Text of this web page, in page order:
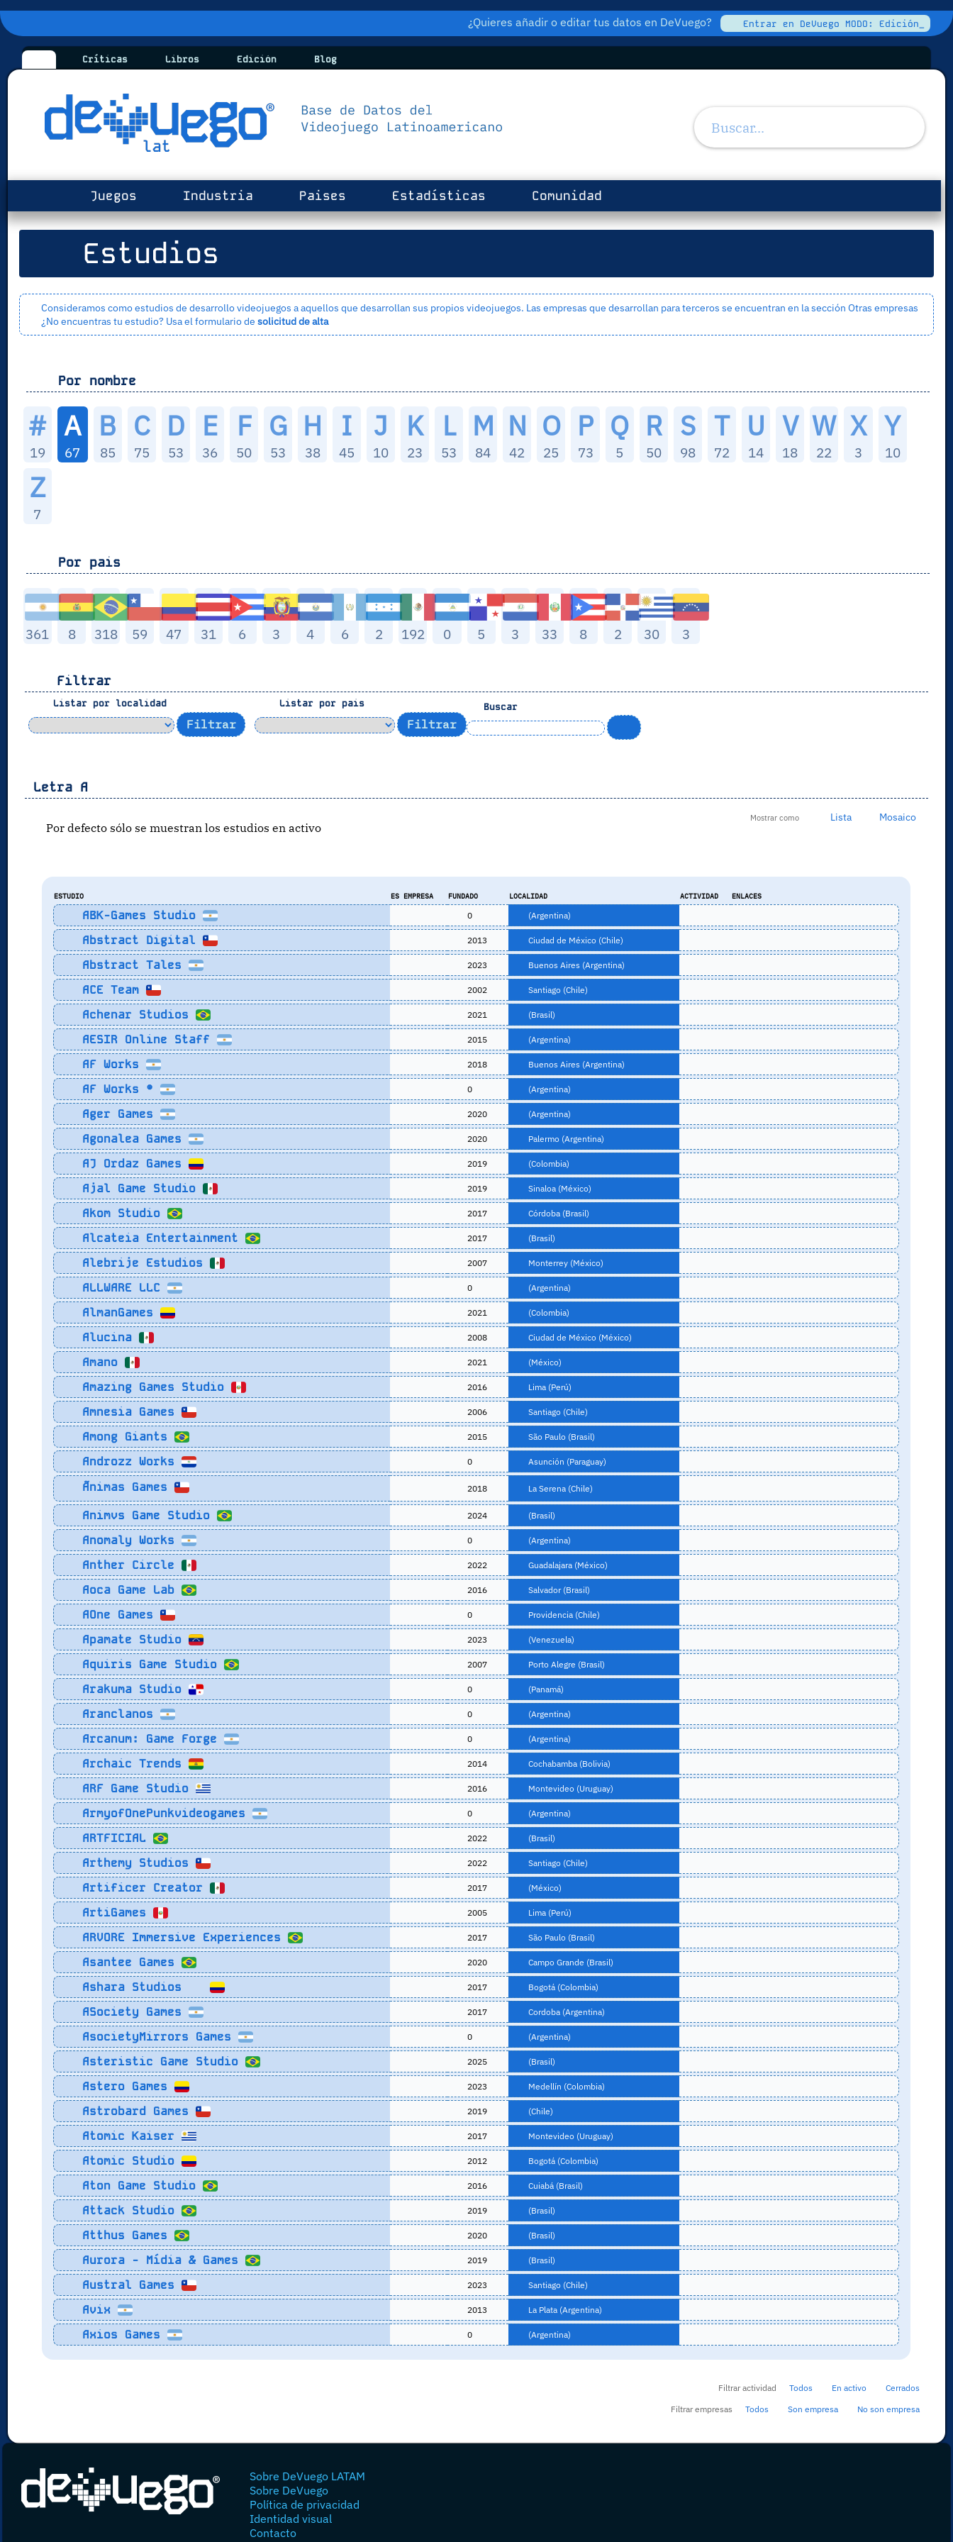
¿Quieres añadir o editar tus datos en DeVuego? Entrar en DeVuego MODO: Edición_
Críticas Libros Edición Blog
Juegos Industria Paises Estadísticas Comunidad
Estudios
Consideramos como estudios de desarrollo videojuegos a aquellos que desarrollan sus propios videojuegos. Las empresas que desarrollan para terceros se encuentran en la secciónOtras empresas
¿No encuentras tu estudio? Usa el formulario desolicitud de alta
Por nombre
#
19
A
67
B
85
C
75
D
53
E
36
F
50
G
53
H
38
I
45
J
10
K
23
L
53
M
84
N
42
O
25
P
73
Q
5
R
50
S
98
T
72
U
14
V
18
W
22
X
3
Y
10
Z
7
Por pais
361 8 318 59 47 31 6 3 4 6 2 192 0 5 3 33 8 2 30 3
Filtrar
Listar por localidad Listar por pais Buscar
Letra A
Por defecto sólo se muestran los estudios en activo
Mostrar como Lista Mosaico
ESTUDIO ES EMPRESA FUNDADO LOCALIDAD ACTIVIDAD ENLACES
ABK-Games Studio 0 (Argentina)
Abstract Digital 2013 Ciudad de México (Chile)
Abstract Tales 2023 Buenos Aires (Argentina)
ACE Team 2002 Santiago (Chile)
Achenar Studios 2021 (Brasil)
AESIR Online Staff 2015 (Argentina)
AF Works 2018 Buenos Aires (Argentina)
AF Works ® 0 (Argentina)
Ager Games 2020 (Argentina)
Agonalea Games 2020 Palermo (Argentina)
AJ Ordaz Games 2019 (Colombia)
Ajal Game Studio 2019 Sinaloa (México)
Akom Studio 2017 Córdoba (Brasil)
Alcateia Entertainment 2017 (Brasil)
Alebrije Estudios 2007 Monterrey (México)
ALLWARE LLC 0 (Argentina)
AlmanGames 2021 (Colombia)
Alucina 2008 Ciudad de México (México)
Amano 2021 (México)
Amazing Games Studio 2016 Lima (Perú)
Amnesia Games 2006 Santiago (Chile)
Among Giants 2015 São Paulo (Brasil)
Androzz Works 0 Asunción (Paraguay)
Ãnimas Games 2018 La Serena (Chile)
Animvs Game Studio 2024 (Brasil)
Anomaly Works 0 (Argentina)
Anther Circle 2022 Guadalajara (México)
Aoca Game Lab 2016 Salvador (Brasil)
AOne Games 0 Providencia (Chile)
Apamate Studio 2023 (Venezuela)
Aquiris Game Studio 2007 Porto Alegre (Brasil)
Arakuma Studio 0 (Panamá)
Aranclanos 0 (Argentina)
Arcanum: Game Forge 0 (Argentina)
Archaic Trends 2014 Cochabamba (Bolivia)
ARF Game Studio 2016 Montevideo (Uruguay)
ArmyofOnePunkvideogames 0 (Argentina)
ARTFICIAL 2022 (Brasil)
Arthemy Studios 2022 Santiago (Chile)
Artificer Creator 2017 (México)
ArtiGames 2005 Lima (Perú)
ARVORE Immersive Experiences 2017 São Paulo (Brasil)
Asantee Games 2020 Campo Grande (Brasil)
Ashara Studios 2017 Bogotá (Colombia)
ASociety Games 2017 Cordoba (Argentina)
AsocietyMirrors Games 0 (Argentina)
Asteristic Game Studio 2025 (Brasil)
Astero Games 2023 Medellín (Colombia)
Astrobard Games 2019 (Chile)
Atomic Kaiser 2017 Montevideo (Uruguay)
Atomic Studio 2012 Bogotá (Colombia)
Aton Game Studio 2016 Cuiabá (Brasil)
Attack Studio 2019 (Brasil)
Atthus Games 2020 (Brasil)
Aurora - Mídia & Games 2019 (Brasil)
Austral Games 2023 Santiago (Chile)
Avix 2013 La Plata (Argentina)
Axios Games 0 (Argentina)
Filtrar actividad Todos En activo
Cerrados
Filtrar empresas
Todos Son empresa No son empresa
Sobre DeVuego LATAM
Sobre DeVuego
Política de privacidad
Identidad visual
Contacto